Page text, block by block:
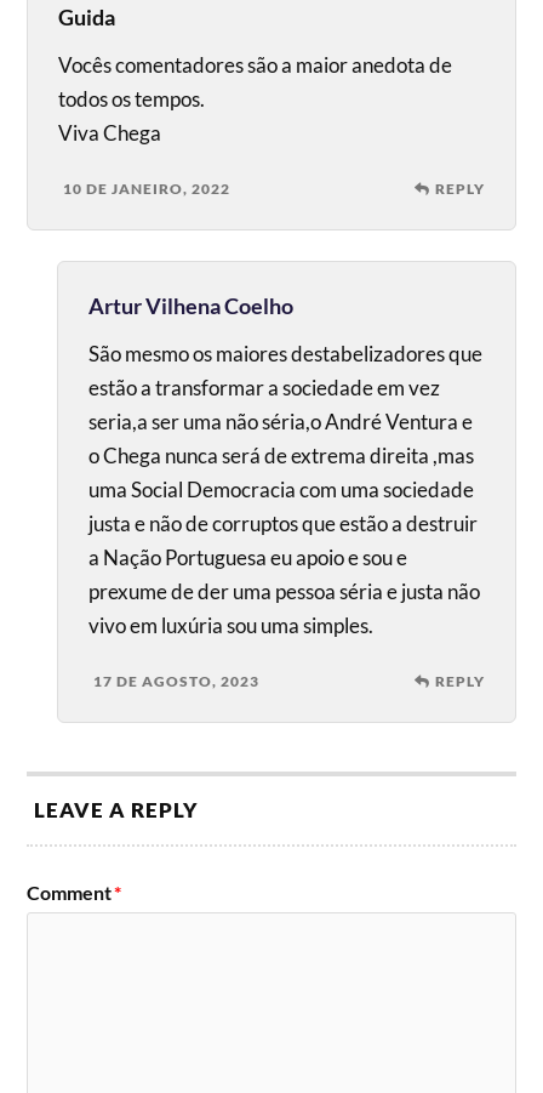
Guida
Vocês comentadores são a maior anedota de
todos os tempos.
Viva Chega
10 DE JANEIRO, 2022 REPLY
Artur Vilhena Coelho
São mesmo os maiores destabelizadores que
estão a transformar a sociedade em vez
seria,a ser uma não séria,o André Ventura e
o Chega nunca será de extrema direita ,mas
uma Social Democracia com uma sociedade
justa e não de corruptos que estão a destruir
a Nação Portuguesa eu apoio e sou e
prexume de der uma pessoa séria e justa não
vivo em luxúria sou uma simples.
17 DE AGOSTO, 2023 REPLY
LEAVE A REPLY
Comment*